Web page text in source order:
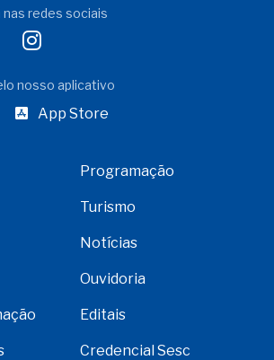
nas redes sociais
nosso aplicativo
App Store
Programação
Turismo
Notícias
Ouvidoria
Editais
Credencial Sesc